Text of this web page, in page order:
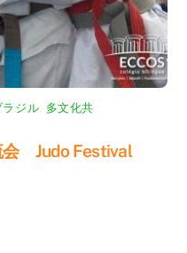
ラジル 多文化共
会 Judo Festival